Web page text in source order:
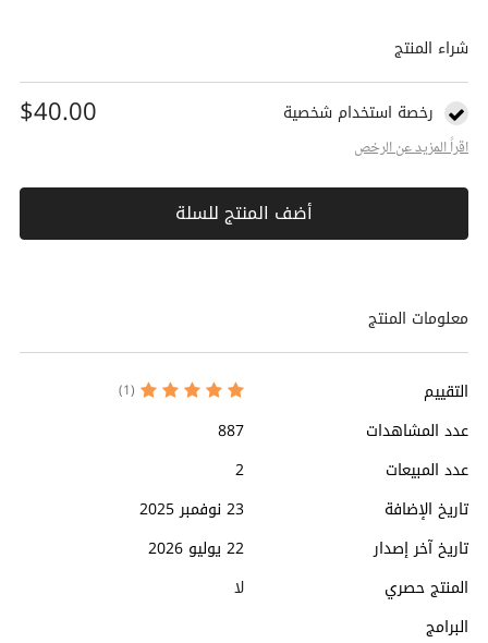
شراء المنتج
رخصة استخدام شخصية $40.00
اقراً المزيد عن الرخص
أضف المنتج للسلة
معلومات المنتج
التقييم (1)
عدد المشاهدات
887
عدد المبيعات
2
تاريخ الإضافة
23 نوفمبر 2025
تاريخ آخر إصدار
22 يوليو 2026
المنتج حصري
لا
البرامج